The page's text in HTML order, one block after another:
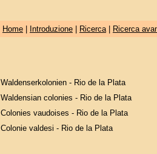
Home| Introduzione| Ricerca| Ricerca
Waldenserkolonien - Rio de la Plata
Waldensian colonies - Rio de la Plata
Colonies vaudoises - Rio de la Plata
Colonie valdesi - Rio de la Plata